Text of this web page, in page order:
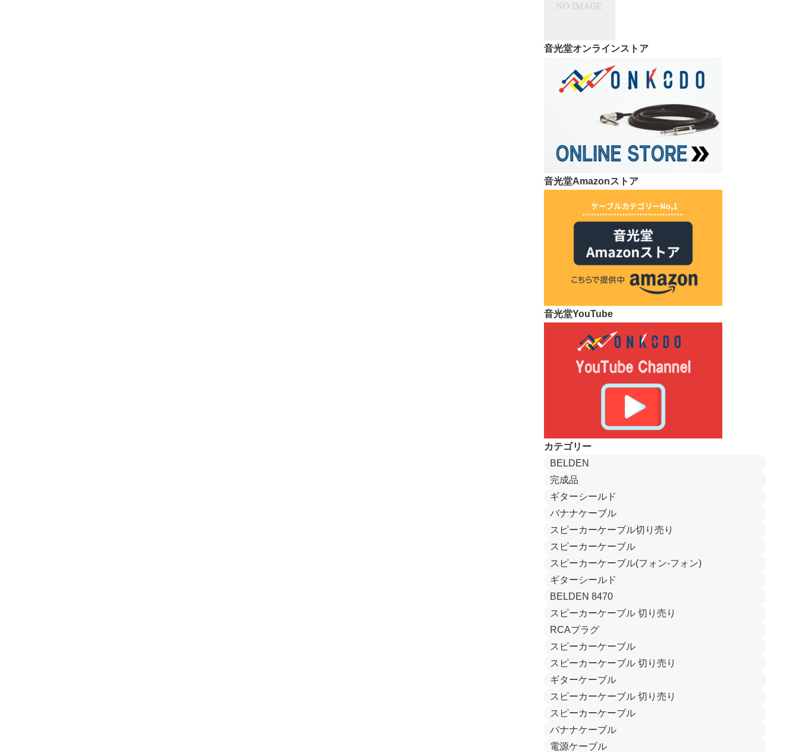
音光堂オンラインストア
音光堂Amazonストア
音光堂YouTube
カテゴリー
BELDEN
完成品
ギターシールド
バナナケーブル
スピーカーケーブル切り売り
スピーカーケーブル
スピーカーケーブル(フォン-フォン)
ギターシールド
BELDEN 8470
スピーカーケーブル 切り売り
RCAプラグ
スピーカーケーブル
スピーカーケーブル 切り売り
ギターケーブル
スピーカーケーブル 切り売り
スピーカーケーブル
バナナケーブル
電源ケーブル